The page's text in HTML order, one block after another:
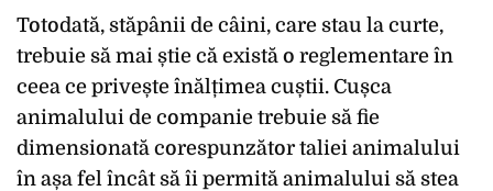
Totodată, stăpânii de câini, care stau la curte,
trebuie să mai știe că există o reglementare în
ceea ce privește înălțimea cuștii. Cușca
animalului de companie trebuie să fie
dimensionată corespunzător taliei animalului
în așa fel încât să îi permită animalului să stea